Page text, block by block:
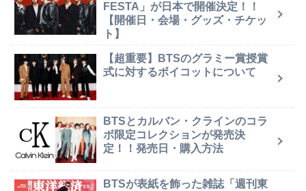
FESTA」が日本で開催決定！！
【開催日・会場・グッズ・チケッ
ト】
【超重要】BTSのグラミー賞授賞
式に対するボイコットについて
BTSとカルバン・クラインのコラ
ボ限定コレクションが発売決
定！！発売日・購入方法
BTSが表紙を飾った雑誌「週刊東